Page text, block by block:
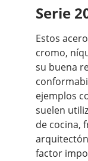
Serie
Estos
cromo,
su buena
ejemplos
suelen
de cocina,
factor